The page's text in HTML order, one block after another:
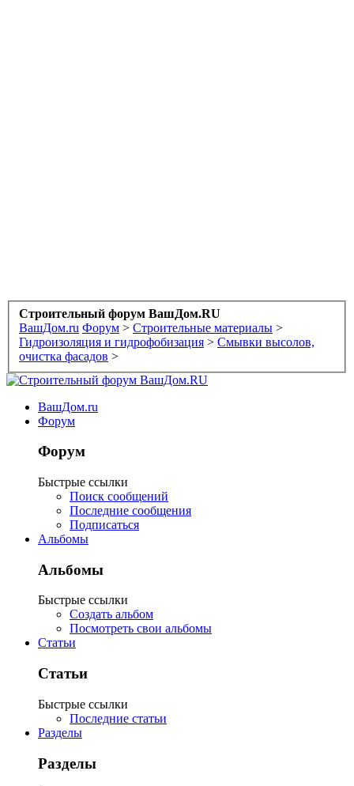
Строительный форум ВашДом.RU
ВашДом.ru Форум > Строительные материалы >
Гидроизоляция и гидрофобизация > Смывки высолов,
очистка фасадов >
ВашДом.ru
Форум
Форум
Быстрые ссылки
Поиск сообщений
Последние сообщения
Подписаться
Альбомы
Альбомы
Быстрые ссылки
Создать альбом
Посмотреть свои альбомы
Статьи
Статьи
Быстрые ссылки
Последние статьи
Разделы
Разделы